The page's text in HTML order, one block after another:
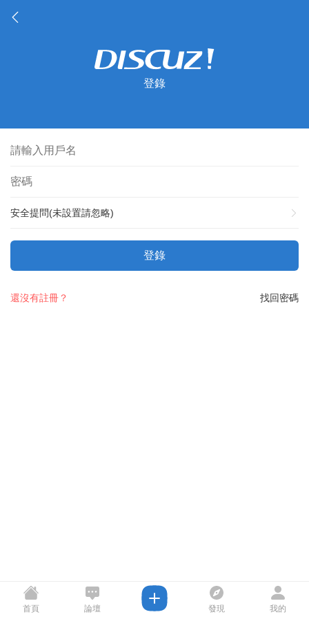
登錄
安全提問(未設置請忽略)
登錄
找回密碼
還沒有註冊？
首頁 論壇 發現 我的